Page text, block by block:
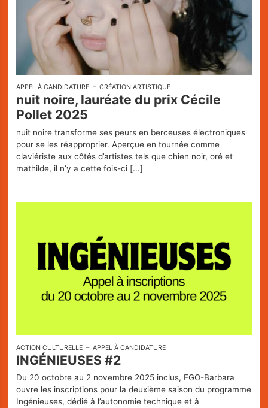
APPEL À CANDIDATURE CRÉATION ARTISTIQUE
nuit noire, lauréate du prix Cécile
Pollet 2025
nuit noire transforme ses peurs en berceuses électroniques
pour se les réapproprier. Aperçue en tournée comme
claviériste aux côtés d’artistes tels que chien noir, oré et
mathilde, il n’y a cette fois-ci [...]
ACTION CULTURELLE APPEL À CANDIDATURE
INGÉNIEUSES #2
Du 20 octobre au 2 novembre 2025 inclus, FGO-Barbara
ouvre les inscriptions pour la deuxième saison du programme
Ingénieuses, dédié à l’autonomie technique et à